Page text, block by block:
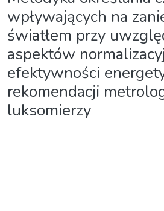
wpływających na
światłem przy
aspektów
efektywności
rekomendacji
luksomierzy